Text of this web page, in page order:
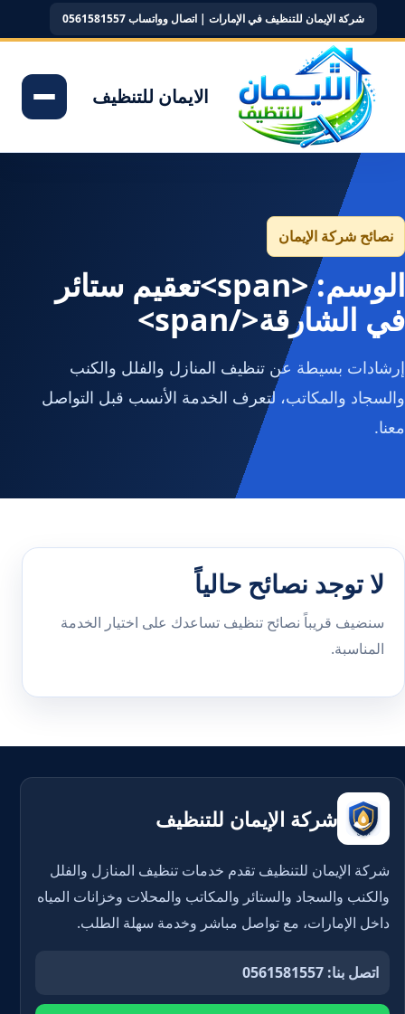
شركة الإيمان للتنظيف في الإمارات | اتصال وواتساب 0561581557
الايمان للتنظيف
نصائح شركة الإيمان
الوسم: <span>تعقيم ستائر
في الشارقة</span>
إرشادات بسيطة عن تنظيف المنازل والفلل والكنب
والسجاد والمكاتب، لتعرف الخدمة الأنسب قبل التواصل
معنا.
لا توجد نصائح حالياً
سنضيف قريباً نصائح تنظيف تساعدك على اختيار الخدمة
المناسبة.
شركة الإيمان للتنظيف
شركة الإيمان للتنظيف تقدم خدمات تنظيف المنازل والفلل
والكنب والسجاد والستائر والمكاتب والمحلات وخزانات المياه
داخل الإمارات، مع تواصل مباشر وخدمة سهلة الطلب.
اتصل بنا: 0561581557